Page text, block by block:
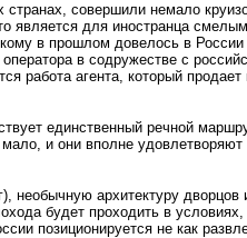
совершили немало
для иностранца
в прошлом довелось в
в содружестве с
работа агента, который
единственный речной
и они вполне
необычную архитектуру
будет проходить в
позиционируется не как